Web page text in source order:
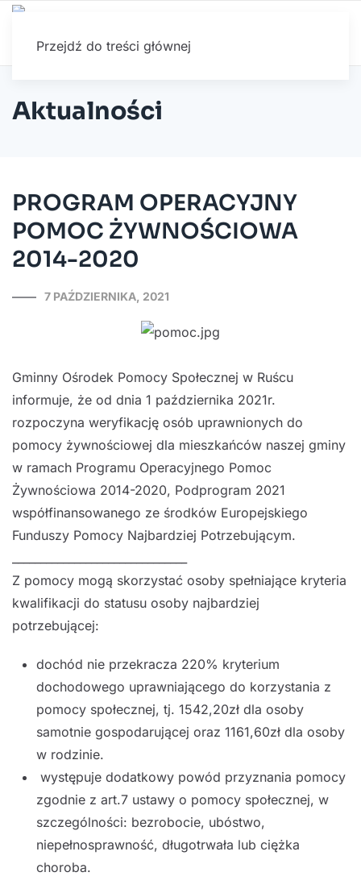
Przejdź do treści głównej
Aktualności
PROGRAM OPERACYJNY
POMOC ŻYWNOŚCIOWA
2014-2020
7 PAŹDZIERNIKA, 2021
Gminny Ośrodek Pomocy Społecznej w Ruścu
informuje, że od dnia 1 października 2021r.
rozpoczyna weryfikację osób uprawnionych do
pomocy żywnościowej dla mieszkańców naszej gminy
w ramach Programu Operacyjnego Pomoc
Żywnościowa 2014-2020, Podprogram 2021
współfinansowanego ze środków Europejskiego
Funduszy Pomocy Najbardziej Potrzebującym.
Z pomocy mogą skorzystać osoby spełniające kryteria
kwalifikacji do statusu osoby najbardziej
potrzebującej:
dochód nie przekracza 220% kryterium
dochodowego uprawniającego do korzystania z
pomocy społecznej, tj. 1542,20zł dla osoby
samotnie gospodarującej oraz 1161,60zł dla osoby
w rodzinie.
występuje dodatkowy powód przyznania pomocy
zgodnie z art.7 ustawy o pomocy społecznej, w
szczególności: bezrobocie, ubóstwo,
niepełnosprawność, długotrwała lub ciężka
choroba.